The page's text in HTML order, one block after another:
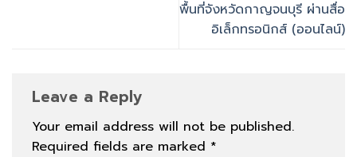
พื้นที่จังหวัดกาญจนบุรี ผ่านสื่อ
อิเล็กทรอนิกส์ (ออนไลน์)
Leave a Reply
Your email address will not be published.
Required fields are marked *